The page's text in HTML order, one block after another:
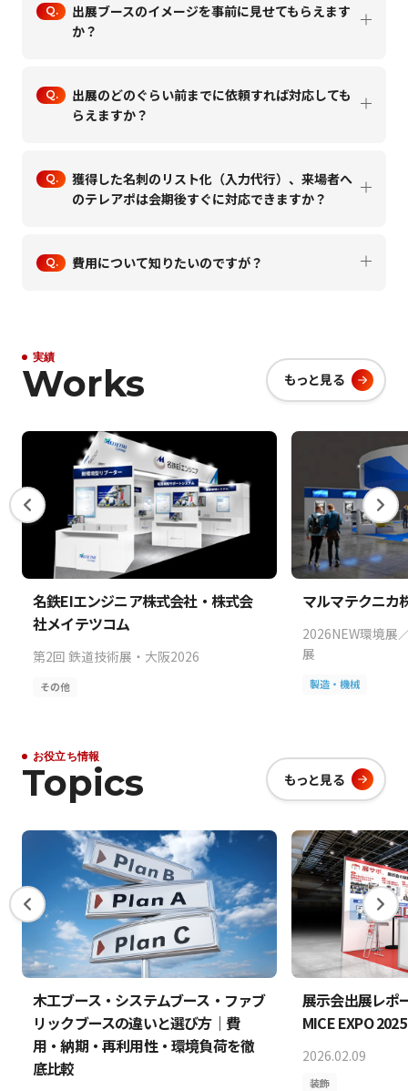
出展ブースのイメージを事前に見せてもらえます
か？
出展のどのぐらい前までに依頼すれば対応しても
らえますか？
獲得した名刺のリスト化（入力代行）、来場者へ
のテレアポは会期後すぐに対応できますか？
費用について知りたいのですが？
実績
Works もっと見る
名鉄EIエンジニア株式会社・株式会
社メイテツコム
第2回 鉄道技術展・大阪2026
その他
マルマテクニカ
2026NEW環境展
展
製造・機械
お役立ち情報
Topics もっと見る
木工ブース・システムブース・ファブ
リックブースの違いと選び方｜費
用・納期・再利用性・環境負荷を徹
底比較
展示会出展レポ
MICE EXPO
2026.02.09
装飾